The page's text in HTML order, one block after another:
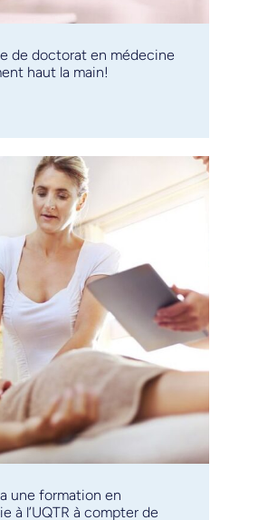
de doctorat en médecine
haut la main!
une formation en
à l’UQTR à compter de